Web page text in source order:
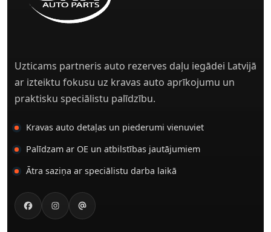
Uzticams partneris auto rezerves daļu iegādei Latvijā
ar izteiktu fokusu uz kravas auto aprīkojumu un
praktisku speciālistu palīdzību.
Kravas auto detaļas un piederumi vienuviet
Palīdzam ar OE un atbilstības jautājumiem
Ātra saziņa ar speciālistu darba laikā